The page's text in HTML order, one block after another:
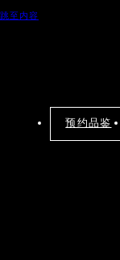
跳至内容
预约品鉴